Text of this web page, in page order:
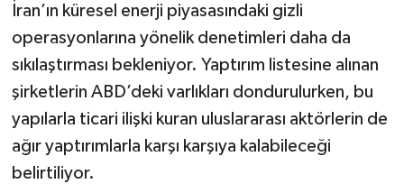
İran’ın küresel enerji piyasasındaki gizli
operasyonlarına yönelik denetimleri daha da
sıkılaştırması bekleniyor. Yaptırım listesine alınan
şirketlerin ABD’deki varlıkları dondurulurken, bu
yapılarla ticari ilişki kuran uluslararası aktörlerin de
ağır yaptırımlarla karşı karşıya kalabileceği
belirtiliyor.